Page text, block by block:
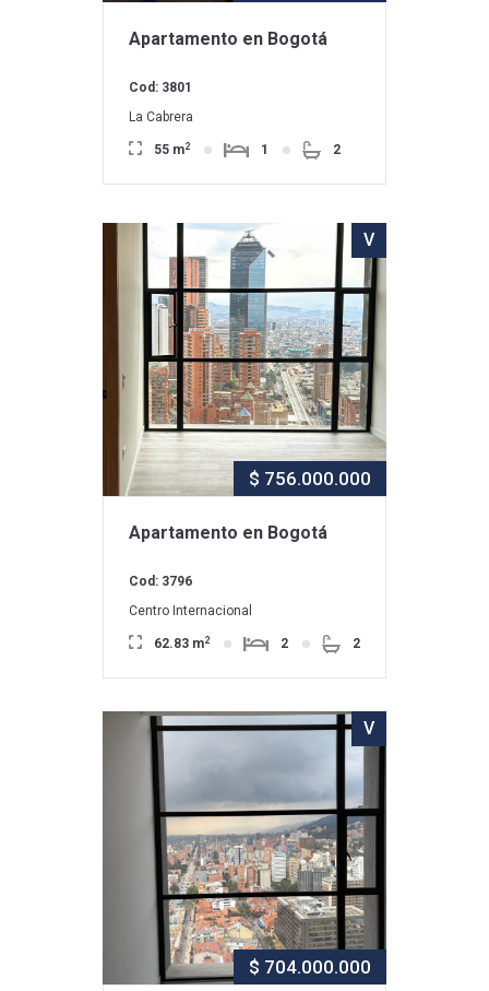
Apartamento en Bogotá
Cod: 3801
La Cabrera
55 m2 1 2
V
$ 756.000.000
Apartamento en Bogotá
Cod: 3796
Centro Internacional
62.83 m2 2 2
V
$ 704.000.000